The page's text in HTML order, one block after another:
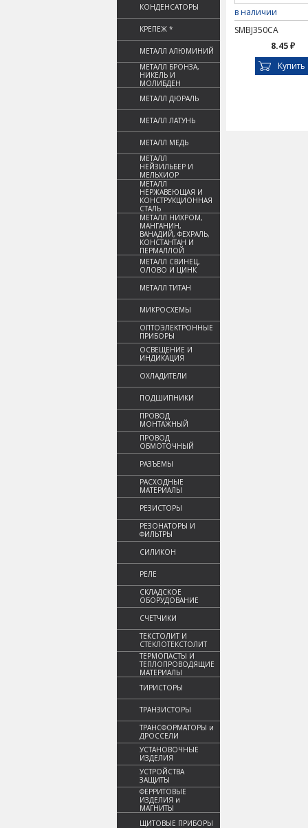
КОНДЕНСАТОРЫ
КРЕПЕЖ *
МЕТАЛЛ АЛЮМИНИЙ
МЕТАЛЛ БРОНЗА,
НИКЕЛЬ И
МОЛИБДЕН
МЕТАЛЛ ДЮРАЛЬ
МЕТАЛЛ ЛАТУНЬ
МЕТАЛЛ МЕДЬ
МЕТАЛЛ
НЕЙЗИЛЬБЕР И
МЕЛЬХИОР
МЕТАЛЛ
НЕРЖАВЕЮЩАЯ И
КОНСТРУКЦИОННАЯ
СТАЛЬ
МЕТАЛЛ НИХРОМ,
МАНГАНИН,
ВАНАДИЙ, ФЕХРАЛЬ,
КОНСТАНТАН И
ПЕРМАЛЛОЙ
МЕТАЛЛ СВИНЕЦ,
ОЛОВО И ЦИНК
МЕТАЛЛ ТИТАН
МИКРОСХЕМЫ
ОПТОЭЛЕКТРОННЫЕ
ПРИБОРЫ
ОСВЕЩЕНИЕ И
ИНДИКАЦИЯ
ОХЛАДИТЕЛИ
ПОДШИПНИКИ
ПРОВОД
МОНТАЖНЫЙ
ПРОВОД
ОБМОТОЧНЫЙ
РАЗЪЕМЫ
РАСХОДНЫЕ
МАТЕРИАЛЫ
РЕЗИСТОРЫ
РЕЗОНАТОРЫ И
ФИЛЬТРЫ
СИЛИКОН
РЕЛЕ
СКЛАДСКОЕ
ОБОРУДОВАНИЕ
СЧЕТЧИКИ
ТЕКСТОЛИТ И
СТЕКЛОТЕКСТОЛИТ
ТЕРМОПАСТЫ И
ТЕПЛОПРОВОДЯЩИЕ
МАТЕРИАЛЫ
ТИРИСТОРЫ
ТРАНЗИСТОРЫ
ТРАНСФОРМАТОРЫ и
ДРОССЕЛИ
УСТАНОВОЧНЫЕ
ИЗДЕЛИЯ
УСТРОЙСТВА
ЗАЩИТЫ
ФЕРРИТОВЫЕ
ИЗДЕЛИЯ и
МАГНИТЫ
ЩИТОВЫЕ ПРИБОРЫ
в наличии
SMBJ350CA
8.45 ₽
Купить